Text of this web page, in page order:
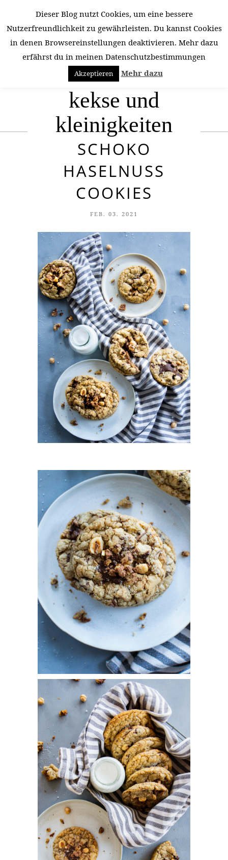
kekse und
kleinigkeiten
SCHOKO
HASELNUSS
COOKIES
FEB. 03. 2021
Dieser Blog nutzt Cookies, um eine bessere
Nutzerfreundlichkeit zu gewährleisten. Du kannst Cookies
in denen Browsereinstellungen deaktivieren. Mehr dazu
erfährst du in meinen Datenschutzbestimmungen
Akzeptieren Mehr dazu